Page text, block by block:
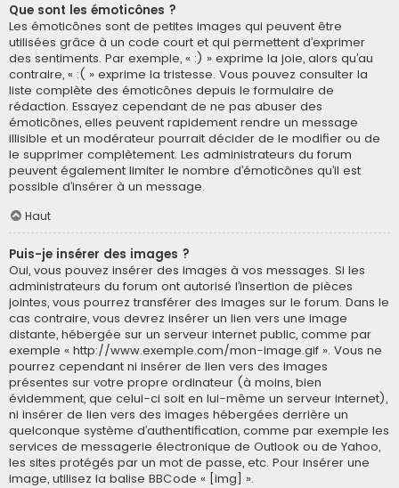
Que sont les émoticônes ?
Les émoticônes sont de petites images qui peuvent être
utilisées grâce à un code court et qui permettent d’exprimer
des sentiments. Par exemple, « :) » exprime la joie, alors qu’au
contraire, « :( » exprime la tristesse. Vous pouvez consulter la
liste complète des émoticônes depuis le formulaire de
rédaction. Essayez cependant de ne pas abuser des
émoticônes, elles peuvent rapidement rendre un message
illisible et un modérateur pourrait décider de le modifier ou de
le supprimer complètement. Les administrateurs du forum
peuvent également limiter le nombre d’émoticônes qu’il est
possible d’insérer à un message.
Haut
Puis-je insérer des images ?
Oui, vous pouvez insérer des images à vos messages. Si les
administrateurs du forum ont autorisé l’insertion de pièces
jointes, vous pourrez transférer des images sur le forum. Dans le
cas contraire, vous devrez insérer un lien vers une image
distante, hébergée sur un serveur internet public, comme par
exemple « http://www.exemple.com/mon-image.gif ». Vous ne
pourrez cependant ni insérer de lien vers des images
présentes sur votre propre ordinateur (à moins, bien
évidemment, que celui-ci soit en lui-même un serveur internet),
ni insérer de lien vers des images hébergées derrière un
quelconque système d’authentification, comme par exemple les
services de messagerie électronique de Outlook ou de Yahoo,
les sites protégés par un mot de passe, etc. Pour insérer une
image, utilisez la balise BBCode « [img] ».